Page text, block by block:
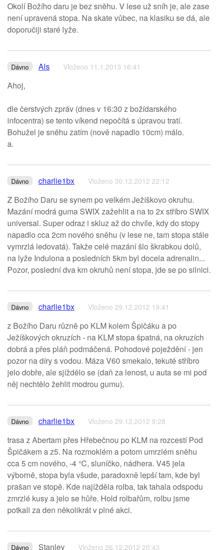
Okolí Božího daru je bez sněhu. V lese už sníh je, ale zase
není upravená stopa. Na skate vůbec, na klasiku se dá, ale
doporučiji staré lyže.
Dávno Als Vloženo 11.1.2013 16:41
Ahoj,
dle čerstvých zpráv (dnes v 16:30 z božídarského
infocentra) se tento víkend nepočítá s úpravou tratí.
Bohužel je sněhu zatím (nově napadlo 10cm) málo.
a.
Dávno charlie1bx Vloženo 30.12.2012 22:12
Z Božího Daru se synem po velkém Ježíškovo okruhu.
Mazání modrá guma SWIX zažehlit a na to 2x stříbro SWIX
universal. Super odraz i skluz až do chvíle, kdy do stopy
napadlo cca 2cm nového sněhu (v lese ne, tam stopa stále
vymrzlá ledovatá). Takže celé mazání šlo škrabkou dolů,
na lyže Indulona a posledních 5km byl docela adrenalin...
Pozor, poslední dva km okruhů není stopa, jde se po silnici.
Dávno charlie1bx Vloženo 29.12.2012 19:41
z Božího Daru různě po KLM kolem Špičáku a po
Ježíškových okruzích - na KLM stopa špatná, na okruzích
dobrá a přes pláň podmáčená. Pohodové poježdění - jen
pozor na díry s vodou. Máza V60 smekalo, tekuté stříbro
jelo dobře, ale sjíždělo se (daň za lenost, u auta se mi pod
něj nechtělo žehlit modrou gumu).
Dávno charlie1bx Vloženo 29.12.2012 9:28
trasa z Abertam přes Hřebečnou po KLM na rozcestí Pod
Špičákem a z5. Na rozmoklém a potom umrzlém sněhu
cca 5 cm nového, -4 °C, sluníčko, nádhera. V45 jela
výborně, stopa byla všude, paradoxně lepší tam, kde byl
prašan ve stopě. Kde najížděla rolba, tak tahala odspodu
zmrzlé kusy a jelo se hůře. Hold rolbařům, rolbu jsme
potkali za den několikrát v plné akci.
Dávno Stanley Vloženo 26.12.2012 20:43